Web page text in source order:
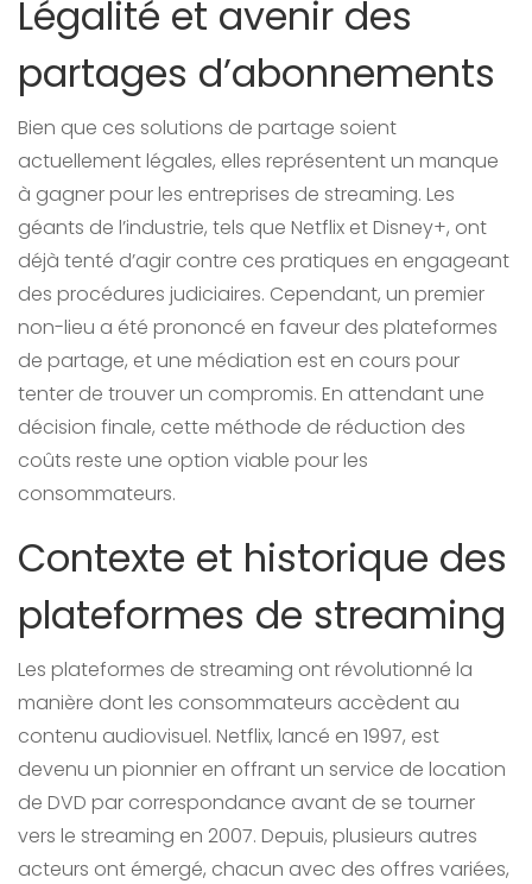
Légalité et avenir des
partages d’abonnements
Bien que ces solutions de partage soient
actuellement légales, elles représentent un manque
à gagner pour les entreprises de streaming. Les
géants de l’industrie, tels que Netflix et Disney+, ont
déjà tenté d’agir contre ces pratiques en engageant
des procédures judiciaires. Cependant, un premier
non-lieu a été prononcé en faveur des plateformes
de partage, et une médiation est en cours pour
tenter de trouver un compromis. En attendant une
décision finale, cette méthode de réduction des
coûts reste une option viable pour les
consommateurs.
Contexte et historique des
plateformes de streaming
Les plateformes de streaming ont révolutionné la
manière dont les consommateurs accèdent au
contenu audiovisuel. Netflix, lancé en 1997, est
devenu un pionnier en offrant un service de location
de DVD par correspondance avant de se tourner
vers le streaming en 2007. Depuis, plusieurs autres
acteurs ont émergé, chacun avec des offres variées,